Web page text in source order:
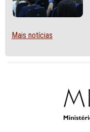
Mais notícias